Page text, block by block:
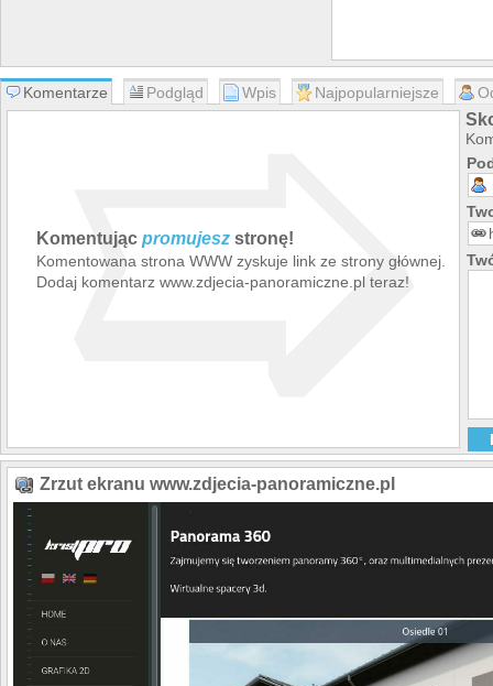
Komentarze Podgląd Wpis Najpopularniejsze
Komentując promujesz stronę!
Komentowana strona WWW zyskuje link ze strony głównej.
Dodaj komentarz www.zdjecia-panoramiczne.pl teraz!
➯
Zrzut ekranu www.zdjecia-panoramiczne.pl